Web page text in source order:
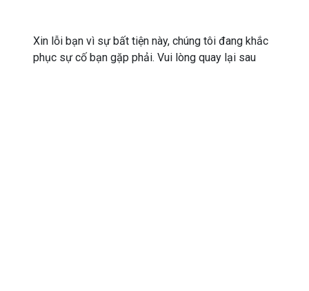
Xin lỗi bạn vì sự bất tiện này, chúng tôi đang khắc
phục sự cố bạn gặp phải. Vui lòng quay lại sau